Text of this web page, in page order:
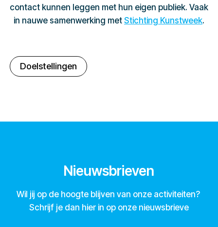
contact kunnen leggen met hun eigen publiek. Vaak
in nauwe samenwerking met Stichting Kunstweek.
Doelstellingen
Nieuwsbrieven
Wil jij op de hoogte blijven van onze activiteiten?
Schrijf je dan hier in op onze nieuwsbrieve